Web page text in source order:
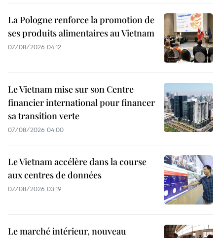
La Pologne renforce la promotion de
ses produits alimentaires au Vietnam
07/08/2026 04:12
Le Vietnam mise sur son Centre
financier international pour financer
sa transition verte
07/08/2026 04:00
Le Vietnam accélère dans la course
aux centres de données
07/08/2026 03:19
Le marché intérieur, nouveau